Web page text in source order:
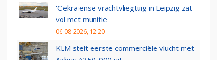
'Oekraïense vrachtvliegtuig in Leipzig zat
vol met munitie'
06-08-2026, 12:20
KLM stelt eerste commerciële vlucht met